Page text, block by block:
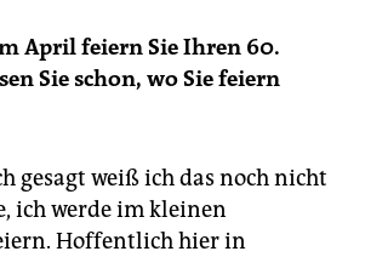
April feiern Sie Ihren 60.
Sie schon, wo Sie feiern
gesagt weiß ich das noch nicht
ich werde im kleinen
Hoffentlich hier in